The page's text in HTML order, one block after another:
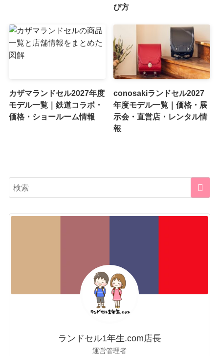
び方
カザマランドセル2027年度
モデル一覧｜鉄道コラボ・
価格・ショールーム情報
conosakiランドセル2027
年度モデル一覧｜価格・展
示会・直営店・レンタル情
報
ランドセル1年生.com店長
運営管理者